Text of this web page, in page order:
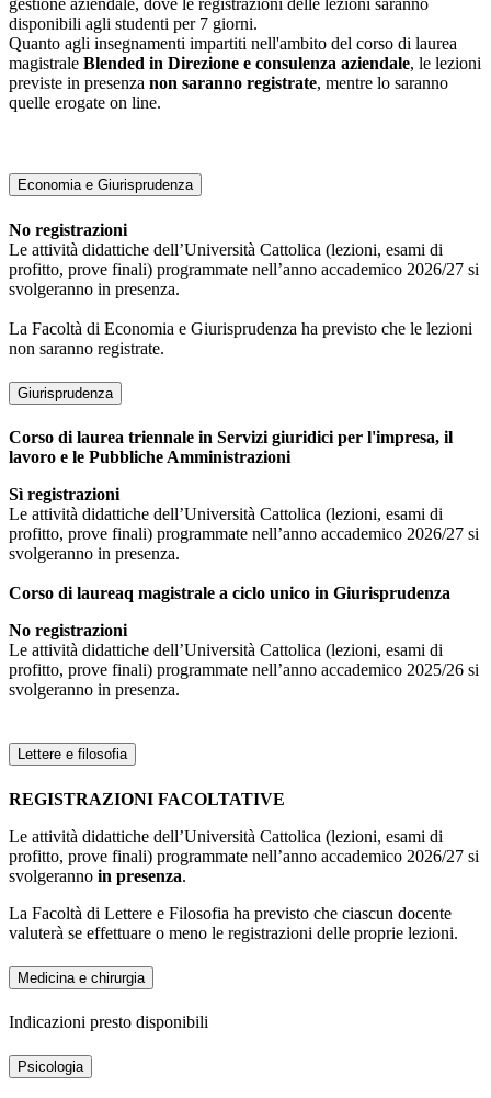
gestione aziendale, dove le registrazioni delle lezioni saranno
disponibili agli studenti per 7 giorni.
Quanto agli insegnamenti impartiti nell'ambito del corso di laurea
magistrale Blended in Direzione e consulenza aziendale, le lezioni
previste in presenza non saranno registrate, mentre lo saranno
quelle erogate on line.
Economia e Giurisprudenza
No registrazioni
Le attività didattiche dell’Università Cattolica (lezioni, esami di
profitto, prove finali) programmate nell’anno accademico 2026/27 si
svolgeranno in presenza.
La Facoltà di Economia e Giurisprudenza ha previsto che le lezioni
non saranno registrate.
Giurisprudenza
Corso di laurea triennale in Servizi giuridici per l'impresa, il
lavoro e le Pubbliche Amministrazioni
Sì registrazioni
Le attività didattiche dell’Università Cattolica (lezioni, esami di
profitto, prove finali) programmate nell’anno accademico 2026/27 si
svolgeranno in presenza.
Corso di laureaq magistrale a ciclo unico in Giurisprudenza
No registrazioni
Le attività didattiche dell’Università Cattolica (lezioni, esami di
profitto, prove finali) programmate nell’anno accademico 2025/26 si
svolgeranno in presenza.
Lettere e filosofia
REGISTRAZIONI FACOLTATIVE
Le attività didattiche dell’Università Cattolica (lezioni, esami di
profitto, prove finali) programmate nell’anno accademico 2026/27 si
svolgeranno in presenza.
La Facoltà di Lettere e Filosofia ha previsto che ciascun docente
valuterà se effettuare o meno le registrazioni delle proprie lezioni.
Medicina e chirurgia
Indicazioni presto disponibili
Psicologia